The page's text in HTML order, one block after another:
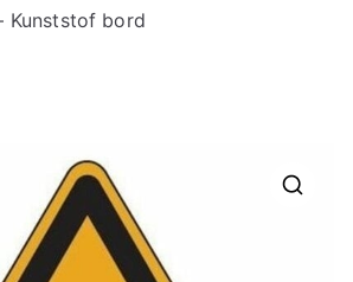
Kunststof bord